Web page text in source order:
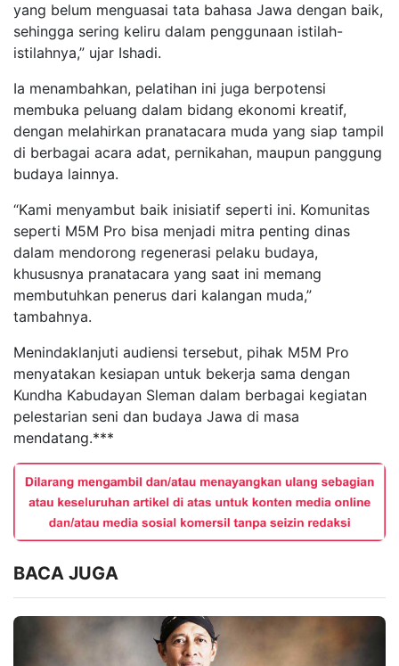
yang belum menguasai tata bahasa Jawa dengan baik,
sehingga sering keliru dalam penggunaan istilah-
istilahnya,” ujar Ishadi.
Ia menambahkan, pelatihan ini juga berpotensi
membuka peluang dalam bidang ekonomi kreatif,
dengan melahirkan pranatacara muda yang siap tampil
di berbagai acara adat, pernikahan, maupun panggung
budaya lainnya.
“Kami menyambut baik inisiatif seperti ini. Komunitas
seperti M5M Pro bisa menjadi mitra penting dinas
dalam mendorong regenerasi pelaku budaya,
khususnya pranatacara yang saat ini memang
membutuhkan penerus dari kalangan muda,”
tambahnya.
Menindaklanjuti audiensi tersebut, pihak M5M Pro
menyatakan kesiapan untuk bekerja sama dengan
Kundha Kabudayan Sleman dalam berbagai kegiatan
pelestarian seni dan budaya Jawa di masa
mendatang.***
BACA JUGA